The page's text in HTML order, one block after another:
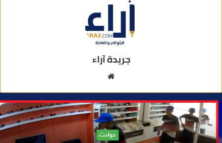
جريدة آراء
ق
ع
ا
ل
حوادث